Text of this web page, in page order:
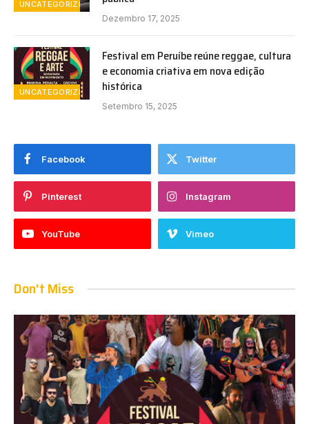
UNCATEGORIZED
Dezembro 17, 2025
UNCATEGORIZED
Festival em Peruíbe reúne reggae, cultura
e economia criativa em nova edição
histórica
Setembro 15, 2025
Facebook Twitter
Pinterest Instagram
YouTube Vimeo
Don't Miss